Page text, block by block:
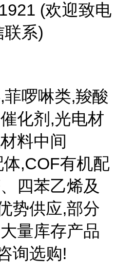
(欢迎致电
联系)
啰啉类,羧酸
化剂,光电材
料中间
,COF有机配
四苯乙烯及
势供应,部分
量库存产品
询选购!